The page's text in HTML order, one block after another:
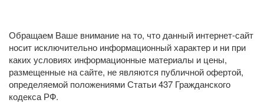
Обращаем Ваше внимание на то, что данный интернет-сайт
носит исключительно информационный характер и ни при
каких условиях информационные материалы и цены,
размещенные на сайте, не являются публичной офертой,
определяемой положениями Статьи 437 Гражданского
кодекса РФ.